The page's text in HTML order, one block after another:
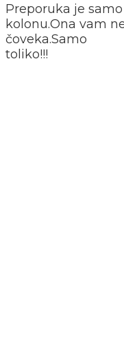
Preporuka je
kolonu.Ona vam
čoveka.Samo
toliko!!!